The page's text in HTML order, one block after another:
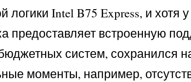
Intel B75 Express, и хотя
предоставляет встроенную
систем, сохранился
моменты, например,